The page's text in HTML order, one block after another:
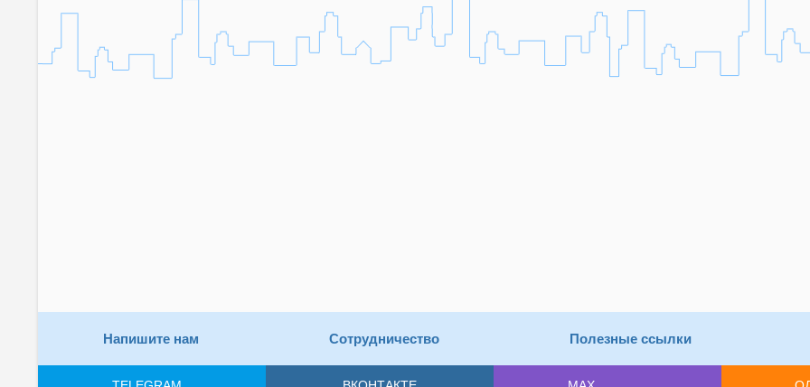
Напишите нам Сотрудничество Полезные ссылки